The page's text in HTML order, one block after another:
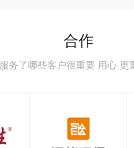
合作
服务了哪些客户很重要 用心 更